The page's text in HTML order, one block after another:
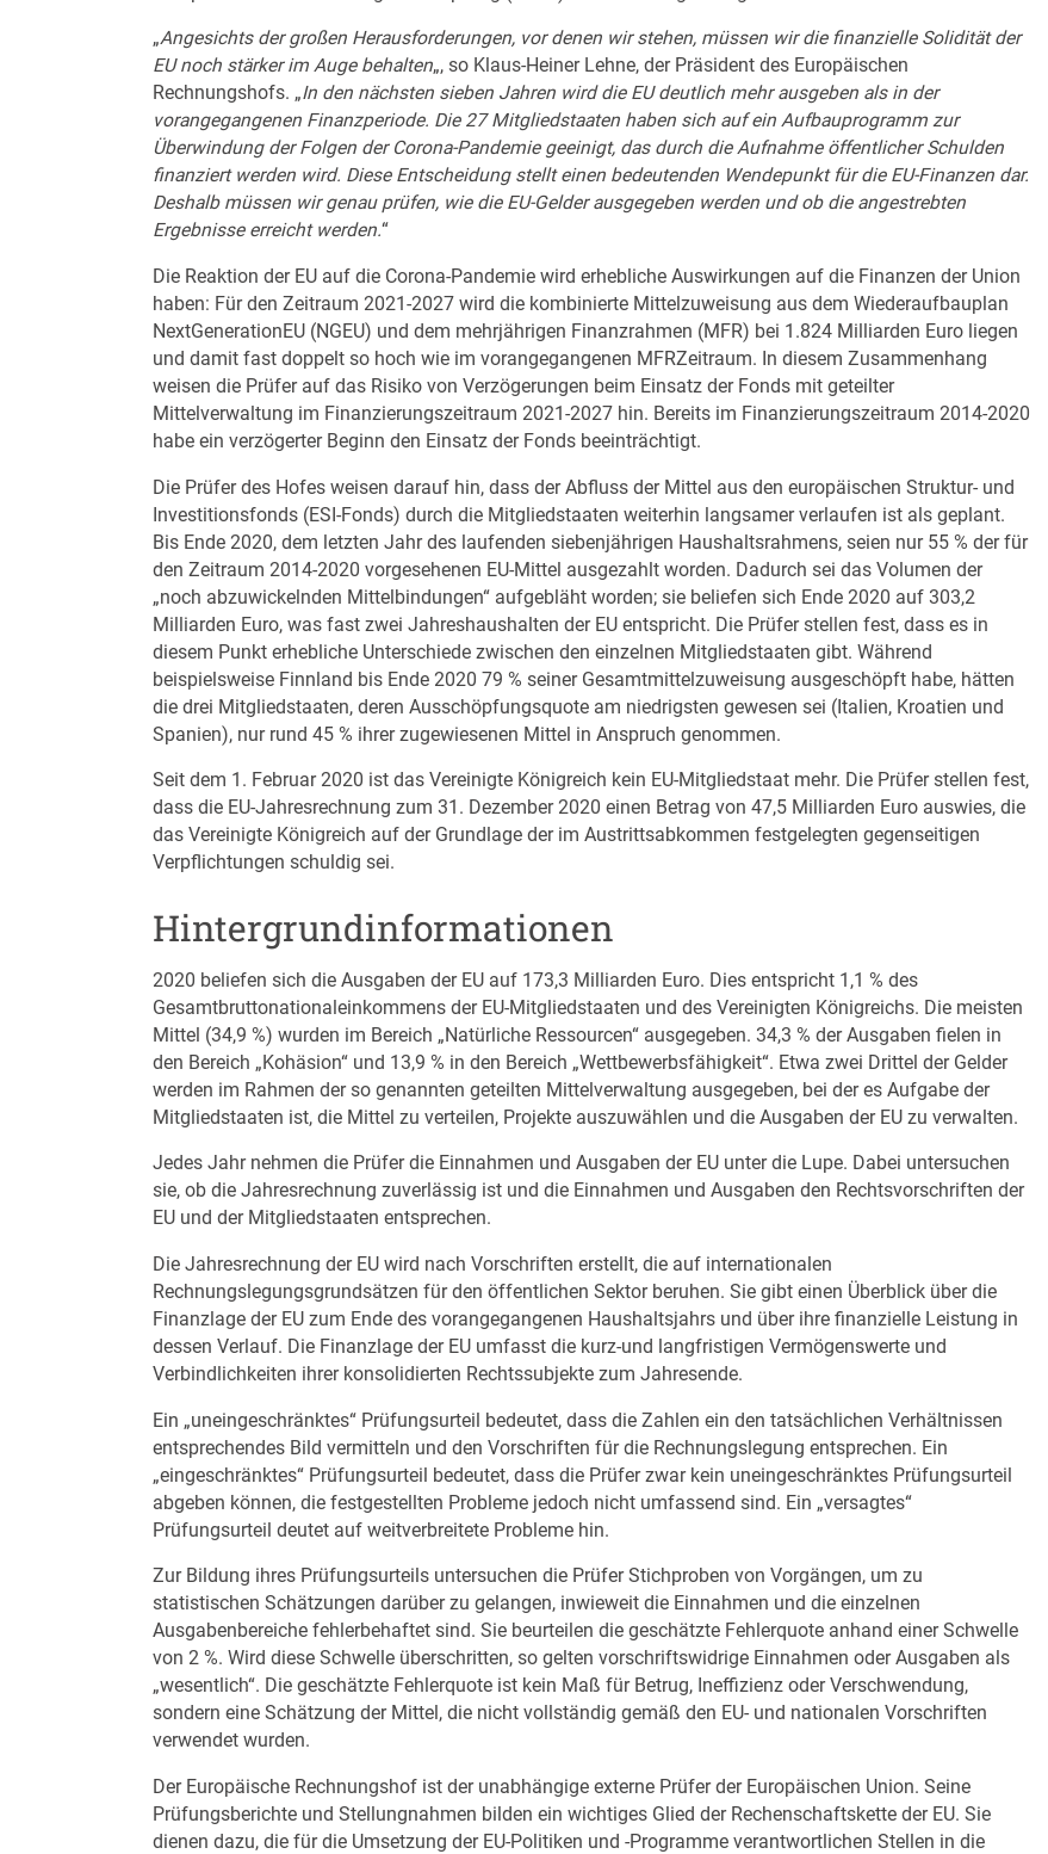
„Angesichts der großen Herausforderungen, vor denen wir stehen, müssen wir die finanzielle Solidität der
EU noch stärker im Auge behalten„, so Klaus-Heiner Lehne, der Präsident des Europäischen
Rechnungshofs. „In den nächsten sieben Jahren wird die EU deutlich mehr ausgeben als in der
vorangegangenen Finanzperiode. Die 27 Mitgliedstaaten haben sich auf ein Aufbauprogramm zur
Überwindung der Folgen der Corona-Pandemie geeinigt, das durch die Aufnahme öffentlicher Schulden
finanziert werden wird. Diese Entscheidung stellt einen bedeutenden Wendepunkt für die EU-Finanzen dar.
Deshalb müssen wir genau prüfen, wie die EU-Gelder ausgegeben werden und ob die angestrebten
Ergebnisse erreicht werden.“
Die Reaktion der EU auf die Corona-Pandemie wird erhebliche Auswirkungen auf die Finanzen der Union
haben: Für den Zeitraum 2021-2027 wird die kombinierte Mittelzuweisung aus dem Wiederaufbauplan
NextGenerationEU (NGEU) und dem mehrjährigen Finanzrahmen (MFR) bei 1.824 Milliarden Euro liegen
und damit fast doppelt so hoch wie im vorangegangenen MFRZeitraum. In diesem Zusammenhang
weisen die Prüfer auf das Risiko von Verzögerungen beim Einsatz der Fonds mit geteilter
Mittelverwaltung im Finanzierungszeitraum 2021-2027 hin. Bereits im Finanzierungszeitraum 2014-2020
habe ein verzögerter Beginn den Einsatz der Fonds beeinträchtigt.
Die Prüfer des Hofes weisen darauf hin, dass der Abfluss der Mittel aus den europäischen Struktur- und
Investitionsfonds (ESI-Fonds) durch die Mitgliedstaaten weiterhin langsamer verlaufen ist als geplant.
Bis Ende 2020, dem letzten Jahr des laufenden siebenjährigen Haushaltsrahmens, seien nur 55 % der für
den Zeitraum 2014-2020 vorgesehenen EU-Mittel ausgezahlt worden. Dadurch sei das Volumen der
„noch abzuwickelnden Mittelbindungen“ aufgebläht worden; sie beliefen sich Ende 2020 auf 303,2
Milliarden Euro, was fast zwei Jahreshaushalten der EU entspricht. Die Prüfer stellen fest, dass es in
diesem Punkt erhebliche Unterschiede zwischen den einzelnen Mitgliedstaaten gibt. Während
beispielsweise Finnland bis Ende 2020 79 % seiner Gesamtmittelzuweisung ausgeschöpft habe, hätten
die drei Mitgliedstaaten, deren Ausschöpfungsquote am niedrigsten gewesen sei (Italien, Kroatien und
Spanien), nur rund 45 % ihrer zugewiesenen Mittel in Anspruch genommen.
Seit dem 1. Februar 2020 ist das Vereinigte Königreich kein EU-Mitgliedstaat mehr. Die Prüfer stellen fest,
dass die EU-Jahresrechnung zum 31. Dezember 2020 einen Betrag von 47,5 Milliarden Euro auswies, die
das Vereinigte Königreich auf der Grundlage der im Austrittsabkommen festgelegten gegenseitigen
Verpflichtungen schuldig sei.
Hintergrundinformationen
2020 beliefen sich die Ausgaben der EU auf 173,3 Milliarden Euro. Dies entspricht 1,1 % des
Gesamtbruttonationaleinkommens der EU-Mitgliedstaaten und des Vereinigten Königreichs. Die meisten
Mittel (34,9 %) wurden im Bereich „Natürliche Ressourcen“ ausgegeben. 34,3 % der Ausgaben fielen in
den Bereich „Kohäsion“ und 13,9 % in den Bereich „Wettbewerbsfähigkeit“. Etwa zwei Drittel der Gelder
werden im Rahmen der so genannten geteilten Mittelverwaltung ausgegeben, bei der es Aufgabe der
Mitgliedstaaten ist, die Mittel zu verteilen, Projekte auszuwählen und die Ausgaben der EU zu verwalten.
Jedes Jahr nehmen die Prüfer die Einnahmen und Ausgaben der EU unter die Lupe. Dabei untersuchen
sie, ob die Jahresrechnung zuverlässig ist und die Einnahmen und Ausgaben den Rechtsvorschriften der
EU und der Mitgliedstaaten entsprechen.
Die Jahresrechnung der EU wird nach Vorschriften erstellt, die auf internationalen
Rechnungslegungsgrundsätzen für den öffentlichen Sektor beruhen. Sie gibt einen Überblick über die
Finanzlage der EU zum Ende des vorangegangenen Haushaltsjahrs und über ihre finanzielle Leistung in
dessen Verlauf. Die Finanzlage der EU umfasst die kurz-und langfristigen Vermögenswerte und
Verbindlichkeiten ihrer konsolidierten Rechtssubjekte zum Jahresende.
Ein „uneingeschränktes“ Prüfungsurteil bedeutet, dass die Zahlen ein den tatsächlichen Verhältnissen
entsprechendes Bild vermitteln und den Vorschriften für die Rechnungslegung entsprechen. Ein
„eingeschränktes“ Prüfungsurteil bedeutet, dass die Prüfer zwar kein uneingeschränktes Prüfungsurteil
abgeben können, die festgestellten Probleme jedoch nicht umfassend sind. Ein „versagtes“
Prüfungsurteil deutet auf weitverbreitete Probleme hin.
Zur Bildung ihres Prüfungsurteils untersuchen die Prüfer Stichproben von Vorgängen, um zu
statistischen Schätzungen darüber zu gelangen, inwieweit die Einnahmen und die einzelnen
Ausgabenbereiche fehlerbehaftet sind. Sie beurteilen die geschätzte Fehlerquote anhand einer Schwelle
von 2 %. Wird diese Schwelle überschritten, so gelten vorschriftswidrige Einnahmen oder Ausgaben als
„wesentlich“. Die geschätzte Fehlerquote ist kein Maß für Betrug, Ineffizienz oder Verschwendung,
sondern eine Schätzung der Mittel, die nicht vollständig gemäß den EU- und nationalen Vorschriften
verwendet wurden.
Der Europäische Rechnungshof ist der unabhängige externe Prüfer der Europäischen Union. Seine
Prüfungsberichte und Stellungnahmen bilden ein wichtiges Glied der Rechenschaftskette der EU. Sie
dienen dazu, die für die Umsetzung der EU-Politiken und -Programme verantwortlichen Stellen in die